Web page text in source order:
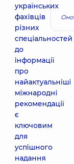
українських
фахівців
різних
спеціальностей
до
інформації
про
найактуальніші
міжнародні
рекомендації
є
ключовим
для
успішного
надання